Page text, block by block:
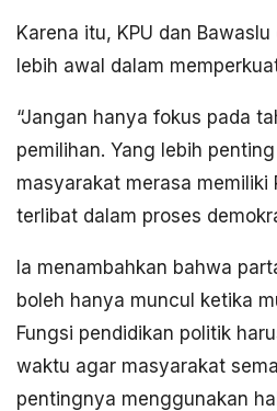
Karena itu, KPU dan
lebih awal dalam
“Jangan hanya fokus pada
pemilihan. Yang lebih
masyarakat merasa memiliki
terlibat dalam proses
Ia menambahkan bahwa
boleh hanya muncul ketika
Fungsi pendidikan politik
waktu agar masyarakat
pentingnya menggunakan